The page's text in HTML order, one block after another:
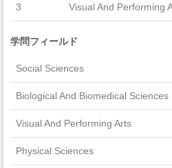
3 Visual And Performing
学問フィールド
Social Sciences
Biological And Biomedical Sciences
Visual And Performing Arts
Physical Sciences